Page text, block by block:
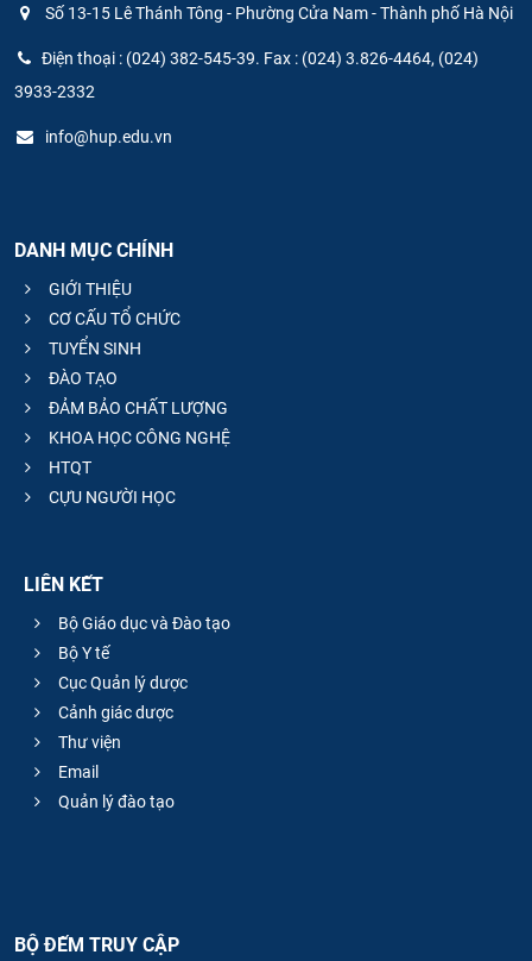
Số 13-15 Lê Thánh Tông - Phường Cửa Nam - Thành phố Hà Nội
Điện thoại : (024) 382-545-39. Fax : (024) 3.826-4464, (024)
3933-2332
info@hup.edu.vn
DANH MỤC CHÍNH
GIỚI THIỆU
CƠ CẤU TỔ CHỨC
TUYỂN SINH
ĐÀO TẠO
ĐẢM BẢO CHẤT LƯỢNG
KHOA HỌC CÔNG NGHỆ
HTQT
CỰU NGƯỜI HỌC
LIÊN KẾT
Bộ Giáo dục và Đào tạo
Bộ Y tế
Cục Quản lý dược
Cảnh giác dược
Thư viện
Email
Quản lý đào tạo
BỘ ĐẾM TRUY CẬP